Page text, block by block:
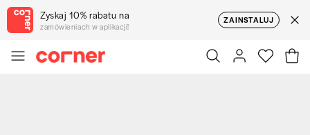
Zyskaj 10% rabatu na
zamówieniach w aplikacji!
ZAINSTALUJ